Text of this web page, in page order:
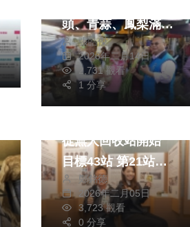
頭、青蒜、鳳梨滿滿
祝福張皓傑
2026年二月14日
2,731 觀看
1 分享
生活
從無人回收站開始
目標43站 第21站今
啟用鄭銘德
2026年二月05日
3,723 觀看
0 分享